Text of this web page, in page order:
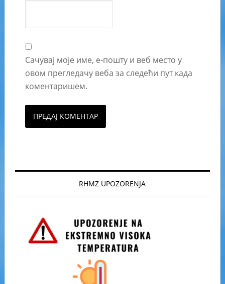
Сачувај моје име, е-пошту и веб место у
овом прегледачу веба за следећи пут када
коментаришем.
RHMZ UPOZORENJA